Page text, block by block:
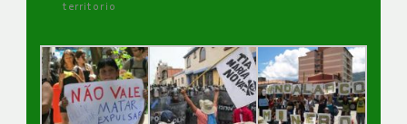
territorio